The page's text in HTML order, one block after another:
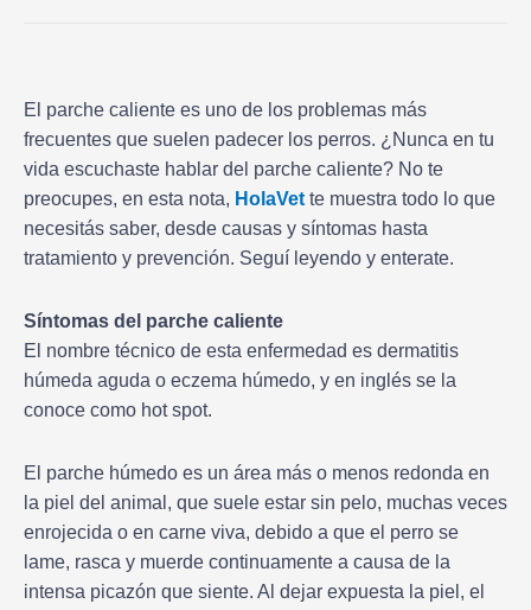
El parche caliente es uno de los problemas más
frecuentes que suelen padecer los perros. ¿Nunca en tu
vida escuchaste hablar del parche caliente? No te
preocupes, en esta nota, HolaVet te muestra todo lo que
necesitás saber, desde causas y síntomas hasta
tratamiento y prevención. Seguí leyendo y enterate.
Síntomas del parche caliente
El nombre técnico de esta enfermedad es dermatitis
húmeda aguda o eczema húmedo, y en inglés se la
conoce como hot spot.
El parche húmedo es un área más o menos redonda en
la piel del animal, que suele estar sin pelo, muchas veces
enrojecida o en carne viva, debido a que el perro se
lame, rasca y muerde continuamente a causa de la
intensa picazón que siente. Al dejar expuesta la piel, el